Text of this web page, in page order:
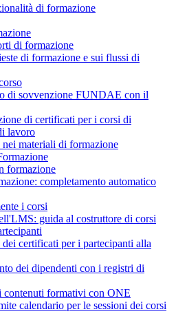
di formazione
di formazione
di formazione e sui flussi di
di sovvenzione FUNDAE con il
di certificati per i corsi di
lavoro
materiali di formazione
formazione
completamento automatico
i corsi
guida al costruttore di corsi
certificati per i partecipanti alla
dei dipendenti con i registri di
contenuti formativi con ONE
calendario per le sessioni dei corsi